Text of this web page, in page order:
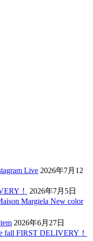
Live 2026年7月12
！
2026年7月5日
Margiela New color
2026年6月27日
fall FIRST DELIVERY！